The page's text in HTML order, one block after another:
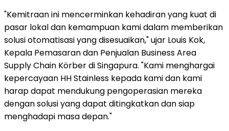
"Kemitraan ini mencerminkan kehadiran yang kuat di
pasar lokal dan kemampuan kami dalam memberikan
solusi otomatisasi yang disesuaikan," ujar Louis Kok,
Kepala Pemasaran dan Penjualan Business Area
Supply Chain Körber di Singapura. "Kami menghargai
kepercayaan HH Stainless kepada kami dan kami
harap dapat mendukung pengoperasian mereka
dengan solusi yang dapat ditingkatkan dan siap
menghadapi masa depan."